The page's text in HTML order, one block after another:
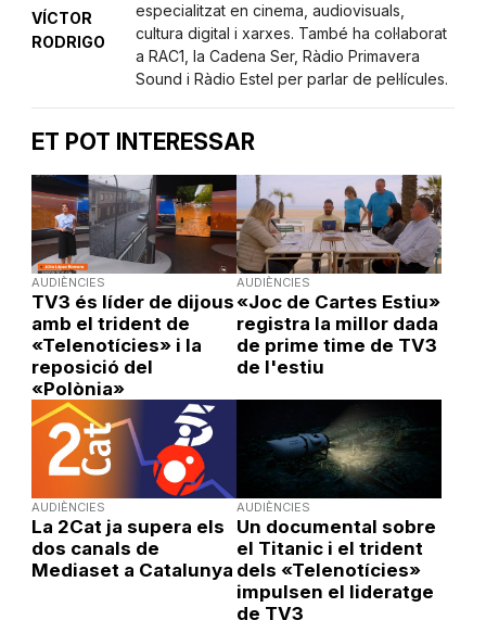
VÍCTOR
RODRIGO
especialitzat en cinema, audiovisuals,
cultura digital i xarxes. També ha col·laborat
a RAC1, la Cadena Ser, Ràdio Primavera
Sound i Ràdio Estel per parlar de pel·lícules.
ET POT INTERESSAR
AUDIÈNCIES
TV3 és líder de dijous
amb el trident de
«Telenotícies» i la
reposició del
«Polònia»
AUDIÈNCIES
«Joc de Cartes Estiu»
registra la millor dada
de prime time de TV3
de l'estiu
AUDIÈNCIES
La 2Cat ja supera els
dos canals de
Mediaset a Catalunya
AUDIÈNCIES
Un documental sobre
el Titanic i el trident
dels «Telenotícies»
impulsen el lideratge
de TV3